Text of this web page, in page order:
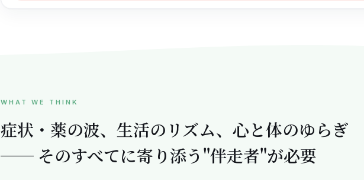
WHAT WE THINK
症状・薬の波、生活のリズム、心と体のゆらぎ
── そのすべてに寄り添う"伴走者"が必要